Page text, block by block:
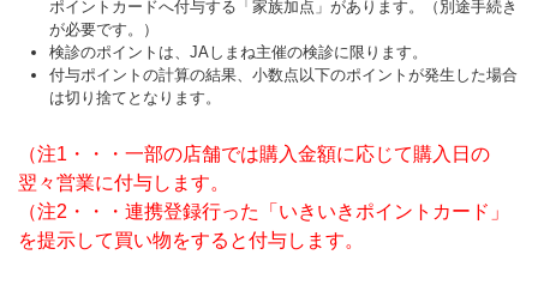
ポイントカードへ付与する「家族加点」があります。（別途手続き
が必要です。）
検診のポイントは、JAしまね主催の検診に限ります。
付与ポイントの計算の結果、小数点以下のポイントが発生した場合
は切り捨てとなります。
（注1・・・一部の店舗では購入金額に応じて購入日の
翌々営業に付与します。
（注2・・・連携登録行った「いきいきポイントカード」
を提示して買い物をすると付与します。